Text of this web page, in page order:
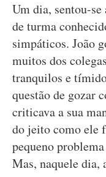
Um dia, sentou-se
de turma
simpáticos. João
muitos dos
tranquilos e
questão de gozar
criticava a sua
do jeito como ele
pequeno
Mas, naquele dia,